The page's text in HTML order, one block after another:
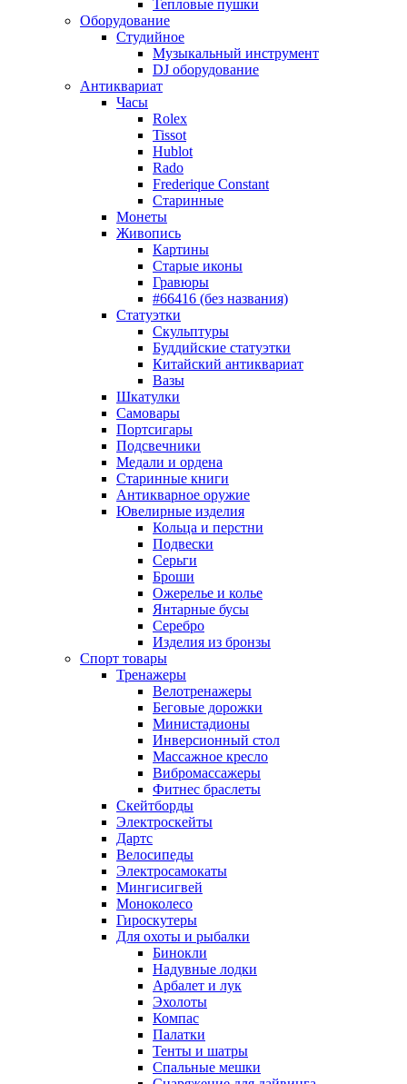
Тепловые пушки
Оборудование
Студийное
Музыкальный инструмент
DJ оборудование
Антиквариат
Часы
Rolex
Tissot
Hublot
Rado
Frederique Constant
Старинные
Монеты
Живопись
Картины
Старые иконы
Гравюры
#66416 (без названия)
Статуэтки
Скульптуры
Буддийские статуэтки
Китайский антиквариат
Вазы
Шкатулки
Самовары
Портсигары
Подсвечники
Медали и ордена
Старинные книги
Антикварное оружие
Ювелирные изделия
Кольца и перстни
Подвески
Серьги
Броши
Ожерелье и колье
Янтарные бусы
Серебро
Изделия из бронзы
Спорт товары
Тренажеры
Велотренажеры
Беговые дорожки
Министадионы
Инверсионный стол
Массажное кресло
Вибромассажеры
Фитнес браслеты
Скейтборды
Электроскейты
Дартс
Велосипеды
Электросамокаты
Мингисигвей
Моноколесо
Гироскутеры
Для охоты и рыбалки
Бинокли
Надувные лодки
Арбалет и лук
Эхолоты
Компас
Палатки
Тенты и шатры
Спальные мешки